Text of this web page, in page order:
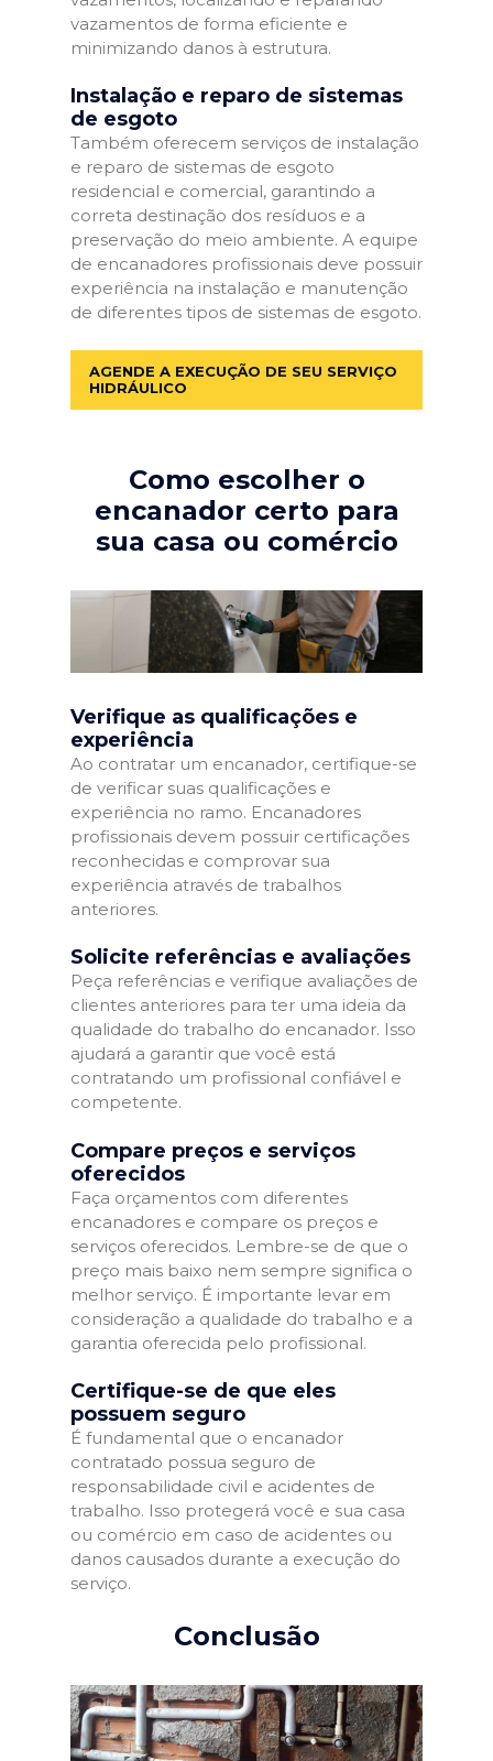
vazamentos de forma eficiente e
minimizando danos à estrutura.
Instalação e reparo de sistemas
de esgoto
Também oferecem serviços de instalação
e reparo de sistemas de esgoto
residencial e comercial, garantindo a
correta destinação dos resíduos e a
preservação do meio ambiente. A equipe
de encanadores profissionais deve possuir
experiência na instalação e manutenção
de diferentes tipos de sistemas de esgoto.
AGENDE A EXECUÇÃO DE SEU SERVIÇO
HIDRÁULICO
Como escolher o
encanador certo para
sua casa ou comércio
Verifique as qualificações e
experiência
Ao contratar um encanador, certifique-se
de verificar suas qualificações e
experiência no ramo. Encanadores
profissionais devem possuir certificações
reconhecidas e comprovar sua
experiência através de trabalhos
anteriores.
Solicite referências e avaliações
Peça referências e verifique avaliações de
clientes anteriores para ter uma ideia da
qualidade do trabalho do encanador. Isso
ajudará a garantir que você está
contratando um profissional confiável e
competente.
Compare preços e serviços
oferecidos
Faça orçamentos com diferentes
encanadores e compare os preços e
serviços oferecidos. Lembre-se de que o
preço mais baixo nem sempre significa o
melhor serviço. É importante levar em
consideração a qualidade do trabalho e a
garantia oferecida pelo profissional.
Certifique-se de que eles
possuem seguro
É fundamental que o encanador
contratado possua seguro de
responsabilidade civil e acidentes de
trabalho. Isso protegerá você e sua casa
ou comércio em caso de acidentes ou
danos causados durante a execução do
serviço.
Conclusão